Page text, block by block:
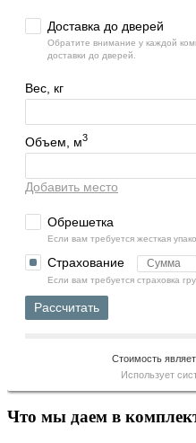
Доставка до дверей
Обратите внимание у каждой
доставки до дверей.
Вес, кг
Объем, м3
Добавить место
Обрешетка
Если вам требуется жесткая
Страхование
Если вам требуется страховка
Рассчитать
Стоимость
Использует
Что мы даем в